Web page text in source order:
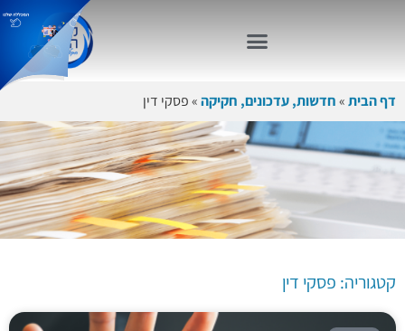
דף הבית»חדשות, עדכונים, חקיקה»פסקי דין
קטגוריה: פסקי דין